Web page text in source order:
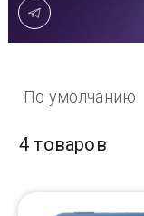
4 товаров